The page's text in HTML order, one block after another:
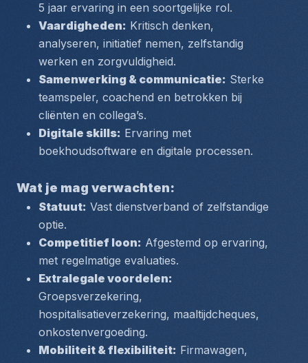
5 jaar ervaring in een soortgelijke rol.
Vaardigheden: Kritisch denken,
analyseren, initiatief nemen, zelfstandig
werken en zorgvuldigheid.
Samenwerking & communicatie: Sterke
teamspeler, coachend en betrokken bij
cliënten en collega’s.
Digitale skills: Ervaring met
boekhoudsoftware en digitale processen.
Wat je mag verwachten:
Statuut: Vast dienstverband of zelfstandige
optie.
Competitief loon: Afgestemd op ervaring,
met regelmatige evaluaties.
Extralegale voordelen:
Groepsverzekering,
hospitalisatieverzekering, maaltijdcheques,
onkostenvergoeding.
Mobiliteit & flexibiliteit: Firmawagen,